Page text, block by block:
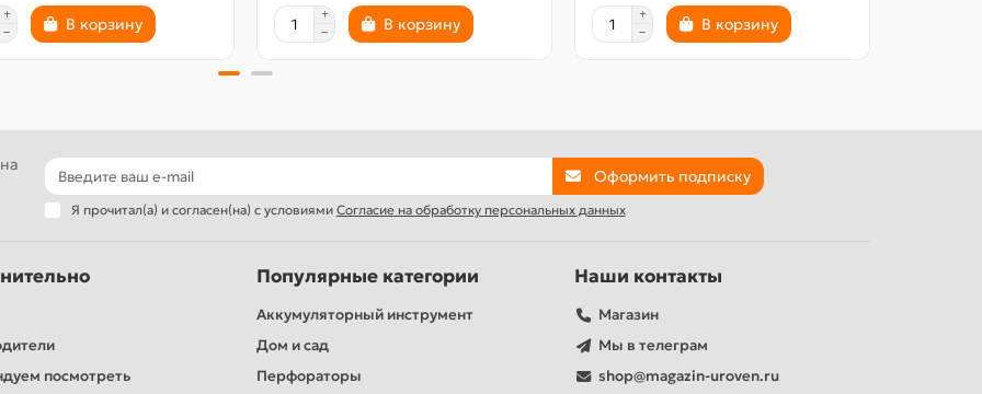
В корзину В корзину В корзину
Оформить подписку
Я прочитал(а) и согласен(на) с условиями Согласие на обработку персональных данных
посмотреть
Популярные категории
Аккумуляторный инструмент
Дом и сад
Перфораторы
Наши контакты
Магазин
Мы в телеграм
shop@magazin-uroven.ru